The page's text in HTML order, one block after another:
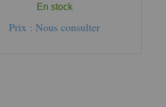
En stock
Prix : Nous consulter